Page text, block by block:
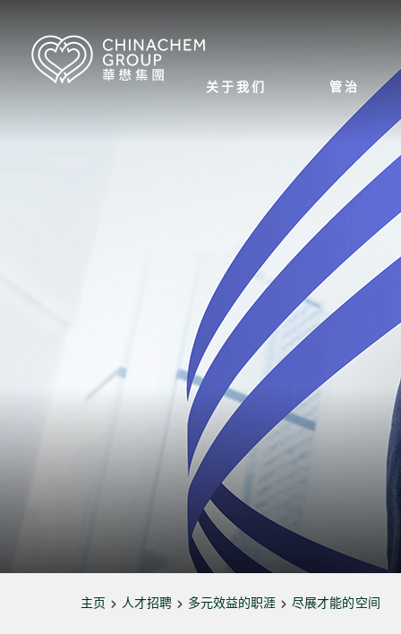
关于我们 管治
主页 人才招聘 多元效益的职涯 尽展才能的空间